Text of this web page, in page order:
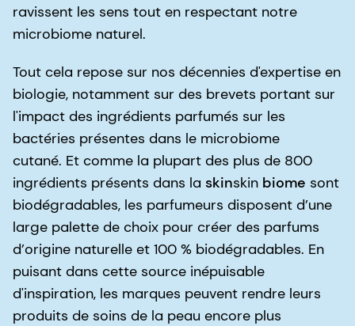
ravissent les sens tout en respectant notre
microbiome naturel.
Tout cela repose sur nos décennies d'expertise en
biologie, notamment sur des brevets portant sur
l'impact des ingrédients parfumés sur les
bactéries présentes dans le microbiome
cutané. Et comme la plupart des plus de 800
ingrédients présents dans la skinskin biome sont
biodégradables, les parfumeurs disposent d’une
large palette de choix pour créer des parfums
d’origine naturelle et 100 % biodégradables. En
puisant dans cette source inépuisable
d'inspiration, les marques peuvent rendre leurs
produits de soins de la peau encore plus